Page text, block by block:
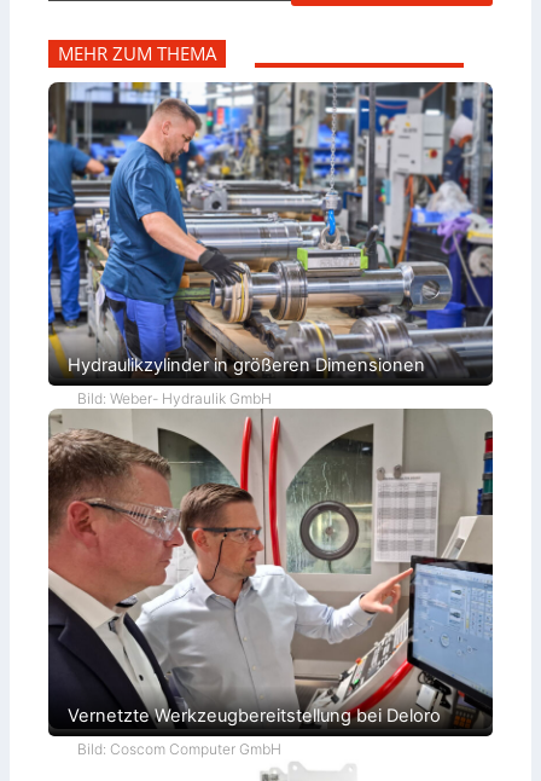
MEHR ZUM THEMA
Hydraulikzylinder in größeren Dimensionen
Bild: Weber- Hydraulik GmbH
Vernetzte Werkzeugbereitstellung bei Deloro
Bild: Coscom Computer GmbH